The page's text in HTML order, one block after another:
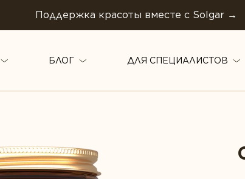
Поддержка красоты вместе с Solgar →
Омега-3
БЛОГ ДЛЯ СПЕЦИАЛИСТОВ
*